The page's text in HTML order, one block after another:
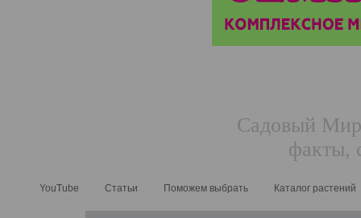
Садовый
факты,
YouTube Статьи Поможем выбрать Каталог растений